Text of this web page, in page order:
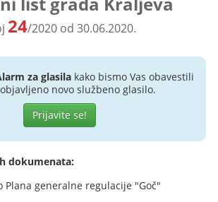
24/2020 od 30.06.2020.
za glasilakako bismo Vas obavestili
novo službeno glasilo.
Prijavite se!
dokumenata:
Plana generalne regulacije "Goč"